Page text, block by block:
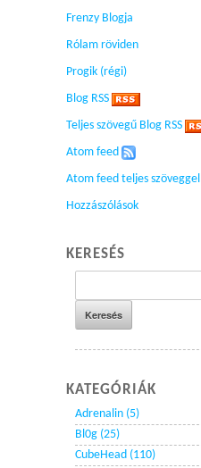
Frenzy Blogja
Rólam röviden
Progik (régi)
Blog RSS
Teljes szövegű Blog RSS
Atom feed
Atom feed teljes szöveggel
Hozzászólások
KERESÉS
KATEGÓRIÁK
Adrenalin (5)
Bl0g (25)
CubeHead (110)